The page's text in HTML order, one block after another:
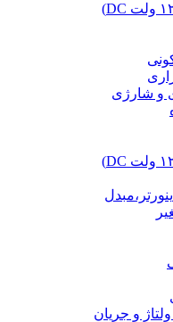
و شارژی
و جریان